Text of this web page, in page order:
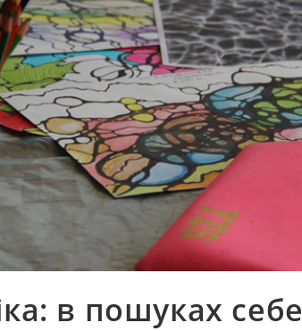
в пошуках себе